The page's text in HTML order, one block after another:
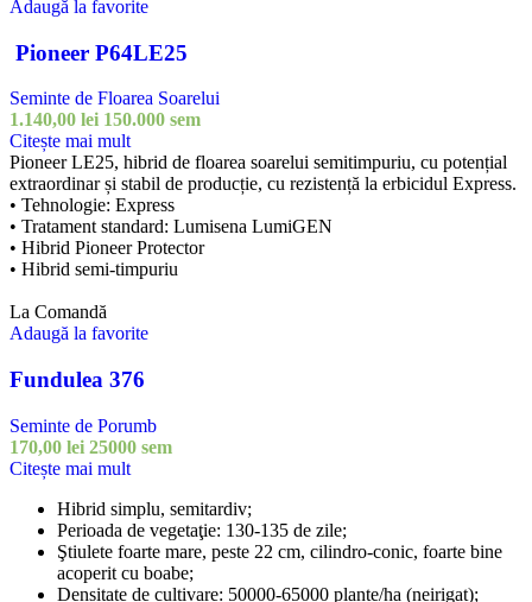
Adaugă la favorite
Pioneer P64LE25
Seminte de Floarea Soarelui
1.140,00 lei 150.000 sem
Citește mai mult
Pioneer LE25, hibrid de floarea soarelui semitimpuriu, cu potențial
extraordinar și stabil de producție, cu rezistență la erbicidul Express.
• Tehnologie: Express
• Tratament standard: Lumisena LumiGEN
• Hibrid Pioneer Protector
• Hibrid semi-timpuriu
La Comandă
Adaugă la favorite
Fundulea 376
Seminte de Porumb
170,00 lei 25000 sem
Citește mai mult
Hibrid simplu, semitardiv;
Perioada de vegetaţie: 130-135 de zile;
Ştiulete foarte mare, peste 22 cm, cilindro-conic, foarte bine
acoperit cu boabe;
Densitate de cultivare: 50000-65000 plante/ha (neirigat);